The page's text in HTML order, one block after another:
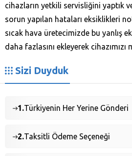
cihazların yetkili servisliğini yaptık
sorun yapılan hataları eksiklikleri
sıcak hava üretecimizde bu yanlış
daha fazlasını ekleyerek
Sizi Duyduk
1.Türkiyenin Her Yerine Gönderi
2.Taksitli Ödeme Seçeneği